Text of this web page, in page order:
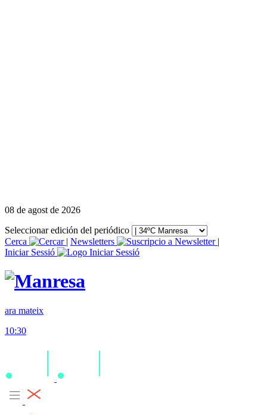
08 de agost de 2026
Seleccionar edición del periódico
Cerca
| Newsletters
|
Iniciar Sessió
ara mateix
10:30